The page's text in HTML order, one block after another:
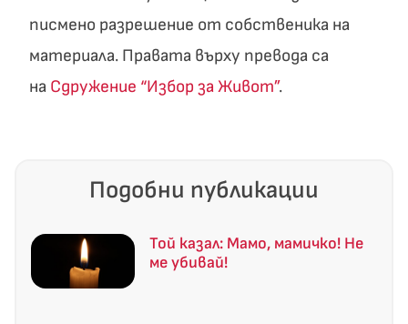
писмено разрешение от собственика на
материала. Правата върху превода са
на Сдружение “Избор за Живот”.
Подобни публикации
Той казал: Мамо, мамичко! Не
ме убивай!